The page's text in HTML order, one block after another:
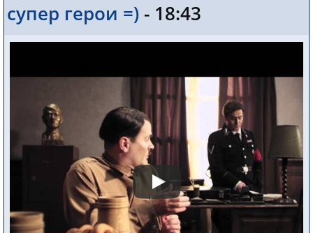
супер герои =) - 18:43